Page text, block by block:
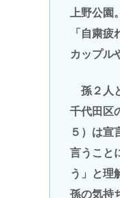
上野公園
「自粛
カップル
孫２人
千代田区
５）は宣
言うこと
う」と理
孫の気持